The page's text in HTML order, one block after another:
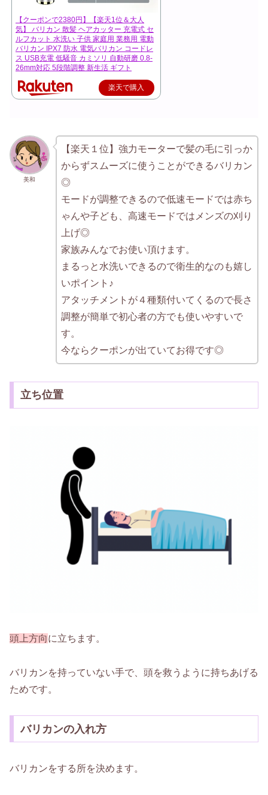
【クーポンで2380円】【楽天1位＆大人
気】 バリカン 散髪 ヘアカッター 充電式 セ
ルフカット 水洗い 子供 家庭用 業務用 電動
バリカン IPX7 防水 電気バリカン コードレ
ス USB充電 低騒音 カミソリ 自動研磨 0.8-
26mm対応 5段階調整 新生活 ギフト
楽天で購入
美和
【楽天１位】強力モーターで髪の毛に引っか
からずスムーズに使うことができるバリカン
◎
モードが調整できるので低速モードでは赤ち
ゃんや子ども、高速モードではメンズの刈り
上げ◎
家族みんなでお使い頂けます。
まるっと水洗いできるので衛生的なのも嬉し
いポイント♪
アタッチメントが４種類付いてくるので長さ
調整が簡単で初心者の方でも使いやすいで
す。
今ならクーポンが出ていてお得です◎
立ち位置
頭上方向に立ちます。
バリカンを持っていない手で、頭を救うように持ちあげる
ためです。
バリカンの入れ方
バリカンをする所を決めます。